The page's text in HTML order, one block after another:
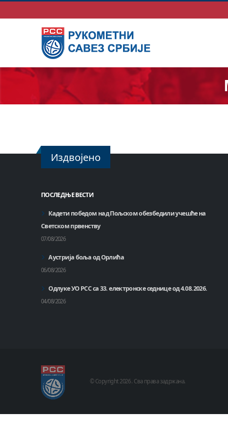
Издвојено
ПОСЛЕДЊЕ ВЕСТИ
Кадети победом над Пољском обезбедили учешће на
Светском првенству
07/08/2026
Аустрија боља од Орлића
06/08/2026
Одлуке УО РСС са 33. електронске седнице од 4.08.2026.
04/08/2026
© Copyright 2026 . Сва права задржана.